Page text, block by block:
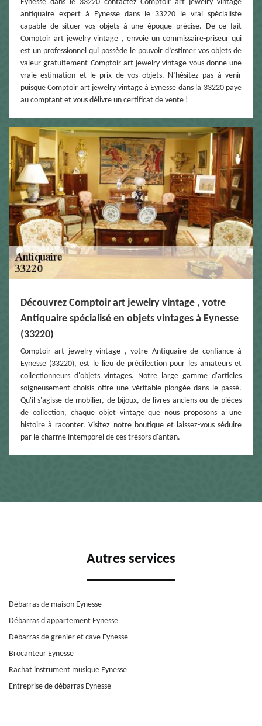
Eynesse dans le 33220 contactez Comptoir art jewelry vintage
antiquaire expert à Eynesse dans le 33220 le vrai spécialiste
capable de situer vos objets à une époque précise. De ce fait
Comptoir art jewelry vintage , envoie un commissaire-priseur qui
est un professionnel qui possède le pouvoir d’estimer vos objets de
valeur gratuitement Comptoir art jewelry vintage vous donne une
vraie estimation et le prix de vos objets. N’hésitez pas à venir
puisque Comptoir art jewelry vintage à Eynesse dans la 33220 paye
au comptant et vous délivre un certificat de vente !
Découvrez Comptoir art jewelry vintage , votre
Antiquaire spécialisé en objets vintages à Eynesse
(33220)
Comptoir art jewelry vintage , votre Antiquaire de confiance à
Eynesse (33220), est le lieu de prédilection pour les amateurs et
collectionneurs d'objets vintages. Notre large gamme d'articles
soigneusement choisis offre une véritable plongée dans le passé.
Qu'il s'agisse de mobilier, de bijoux, de livres anciens ou de pièces
de collection, chaque objet vintage que nous proposons a une
histoire à raconter. Visitez notre boutique et laissez-vous séduire
par le charme intemporel de ces trésors d'antan.
Autres services
Débarras de maison Eynesse
Débarras d'appartement Eynesse
Débarras de grenier et cave Eynesse
Brocanteur Eynesse
Rachat instrument musique Eynesse
Entreprise de débarras Eynesse